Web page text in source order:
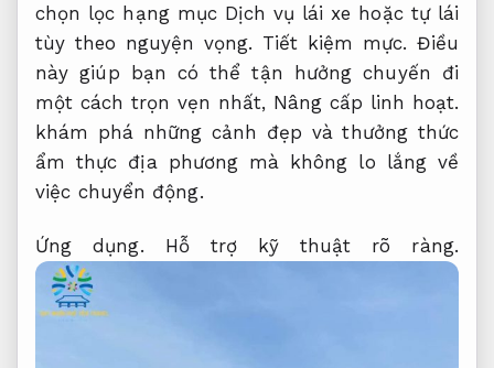
chọn lọc hạng mục Dịch vụ lái xe hoặc tự lái
tùy theo nguyện vọng. Tiết kiệm mực. Điều
này giúp bạn có thể tận hưởng chuyến đi
một cách trọn vẹn nhất, Nâng cấp linh hoạt.
khám phá những cảnh đẹp và thưởng thức
ẩm thực địa phương mà không lo lắng về
việc chuyển động.
Ứng dụng. Hỗ trợ kỹ thuật rõ ràng.